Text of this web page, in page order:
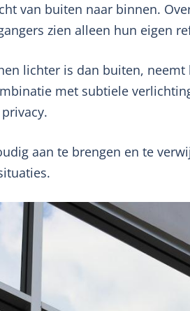
van buiten naar binnen.
zien alleen hun eigen
lichter is dan buiten,
met subtiele
aan te brengen en te